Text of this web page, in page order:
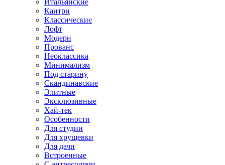
Итальянские
Кантри
Классические
Лофт
Модерн
Прованс
Неоклассика
Минимализм
Под старину
Скандинавские
Элитные
Эксклюзивные
Хай-тек
Особенности
Для студии
Для хрущевки
Для дачи
Встроенные